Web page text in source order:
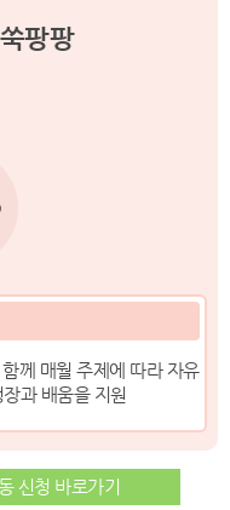
팡팡
께 매월 주제에 따라 자유
과 배움을 지원
신청 바로가기